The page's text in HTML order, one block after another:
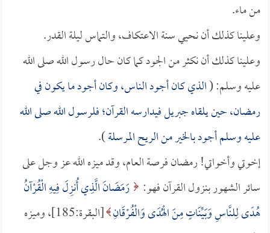
من ماء.
وعلينا كذلك أن نحيي سنة الاعتكاف، والتماس ليلة القدر.
وعلينا كذلك أن نكثر من الجود كما كان حال رسول الله صلى الله
عليه وسلم: (الذي كان أجود الناس، وكان أجود ما يكون في
رمضان، حين يلقاه جبريل فيدارسه القرآن؛ فلرسول الله صلى الله
عليه وسلم أجود بالخير من الريح المرسلة).
إخوتي وأخواتي! رمضان فرصة العام، وقد ميزه الله عز وجل على
سائر الشهور بنزول القرآن فهو: رَمَضَانَ الَّذِي أُنزِلَ فِيهِ الْقُرْآنُ
هُدًى لِلنَّاسِ وَبَيِّنَاتٍ مِنَ الْهُدَى وَالْفُرْقَانِ
[البقرة:185]، وميزه